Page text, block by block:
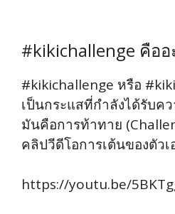
#kikichallenge คืออ
#kikichallenge หรือ
เป็นกระแสที่กำลังได้รับค
มันคือการท้าทาย
คลิปวีดีโอการเต้นของตัว
https://youtu.be/